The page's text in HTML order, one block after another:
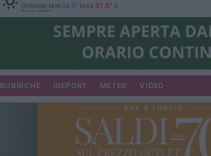
DOMANI MIN 24.5° MAX 31.5° A
BARLETTA
RUBRICHE IREPORT METEO VIDEO